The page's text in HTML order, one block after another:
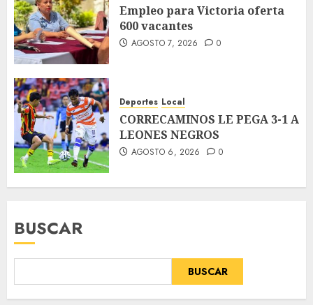
Empleo para Victoria oferta
600 vacantes
AGOSTO 7, 2026 0
Deportes Local
CORRECAMINOS LE PEGA 3-1 A
LEONES NEGROS
AGOSTO 6, 2026 0
BUSCAR
BUSCAR